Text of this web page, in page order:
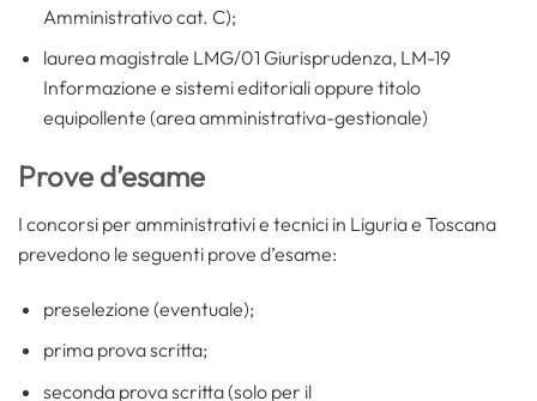
Amministrativo cat. C);
laurea magistrale LMG/01 Giurisprudenza, LM-19
Informazione e sistemi editoriali oppure titolo
equipollente (area amministrativa-gestionale)
Prove d’esame
I concorsi per amministrativi e tecnici in Liguria e Toscana
prevedono le seguenti prove d’esame:
preselezione (eventuale);
prima prova scritta;
seconda prova scritta (solo per il